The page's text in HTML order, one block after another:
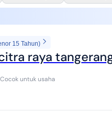
15 Tahun)
raya
raya Cocok untuk usaha